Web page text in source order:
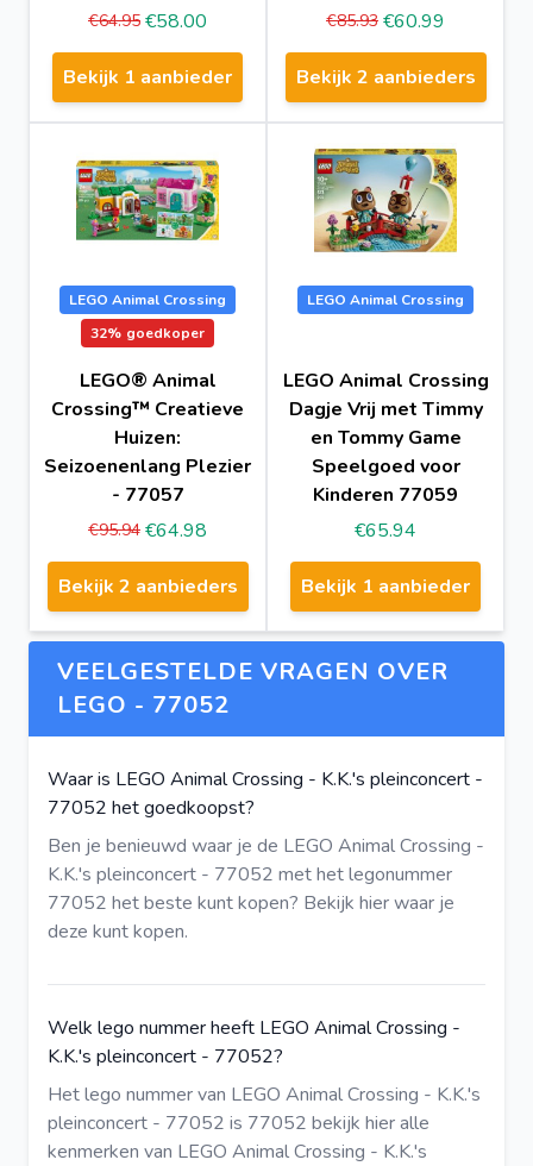
€64.95 €58.00
Bekijk 1 aanbieder
€85.93 €60.99
Bekijk 2 aanbieders
LEGO Animal Crossing
32% goedkoper
LEGO® Animal
Crossing™ Creatieve
Huizen:
Seizoenenlang Plezier
- 77057
€95.94 €64.98
Bekijk 2 aanbieders
LEGO Animal Crossing
LEGO Animal Crossing
Dagje Vrij met Timmy
en Tommy Game
Speelgoed voor
Kinderen 77059
€65.94
Bekijk 1 aanbieder
VEELGESTELDE VRAGEN OVER
LEGO - 77052
Waar is LEGO Animal Crossing - K.K.'s pleinconcert -
77052 het goedkoopst?
Ben je benieuwd waar je de LEGO Animal Crossing -
K.K.'s pleinconcert - 77052 met het legonummer
77052 het beste kunt kopen? Bekijk hierwaar je
deze kunt kopen.
Welk lego nummer heeft LEGO Animal Crossing -
K.K.'s pleinconcert - 77052?
Het lego nummer van LEGO Animal Crossing - K.K.'s
pleinconcert - 77052 is 77052 bekijk hieralle
kenmerken van LEGO Animal Crossing - K.K.'s